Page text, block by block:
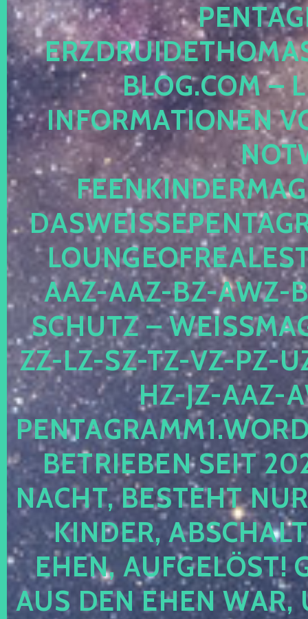
LOG.COM –
NFORMATIONEN
AZ-AAZ-BZ-AWZ-
CHUTZ –
-LZ-SZ-TZ-VZ-PZ-UZ-
-JZ-AAZ-
TRIEBEN SEIT 2024
CHT, BESTEHT NUR
NDER,
EN, AUFGELÖST!
S DEN EHEN WAR,